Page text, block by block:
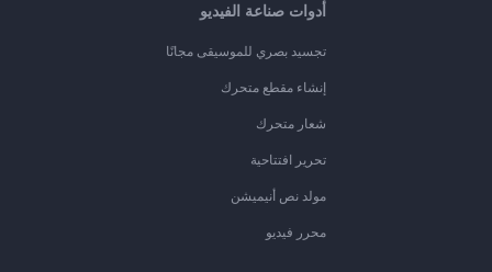
أدوات صناعة الفيديو
تجسيد بصري للموسيقى مجانًا
إنشاء مقطع متحرك
شعار متحرك
تحرير افتتاحية
مولد نص أنيميشن
محرر فيديو